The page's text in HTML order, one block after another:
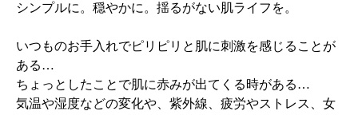
シンプルに。穏やかに。揺るがない肌ライフを。
いつものお手入れでピリピリと肌に刺激を感じることが
ある…
ちょっとしたことで肌に赤みが出てくる時がある…
気温や湿度などの変化や、紫外線、疲労やストレス、女